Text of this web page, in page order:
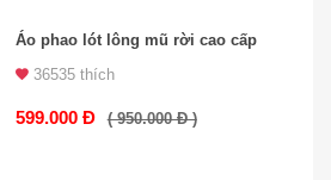
Áo phao lót lông mũ rời cao cấp
36535 thích
599.000 Đ ( 950.000 Đ )